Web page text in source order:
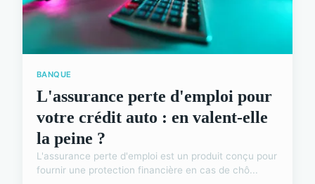
BANQUE
L'assurance perte d'emploi pour
votre crédit auto : en valent-elle
la peine ?
L'assurance perte d'emploi est un produit conçu pour
fournir une protection financière en cas de chô...